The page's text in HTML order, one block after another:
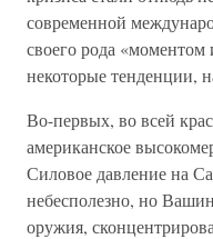
современной
своего рода
некоторые тенденции,
Во-первых, во всей
американское
Силовое давление на
небесполезно, но
оружия,